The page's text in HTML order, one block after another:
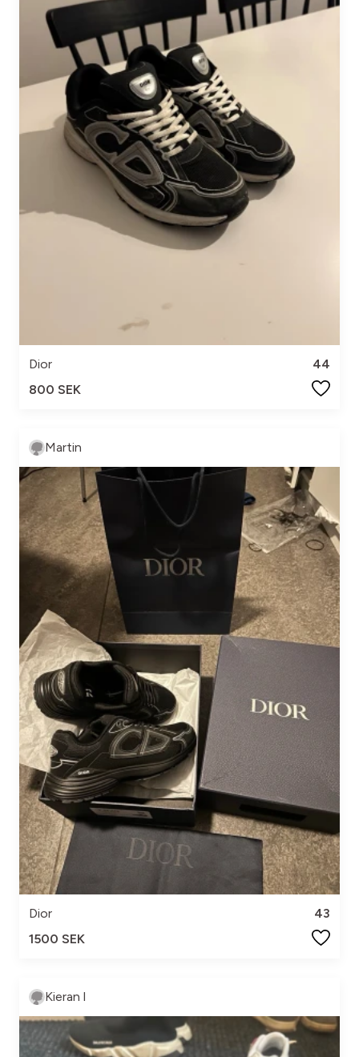
Dior
44
800 SEK
Martin
Dior
43
1500 SEK
Kieran l